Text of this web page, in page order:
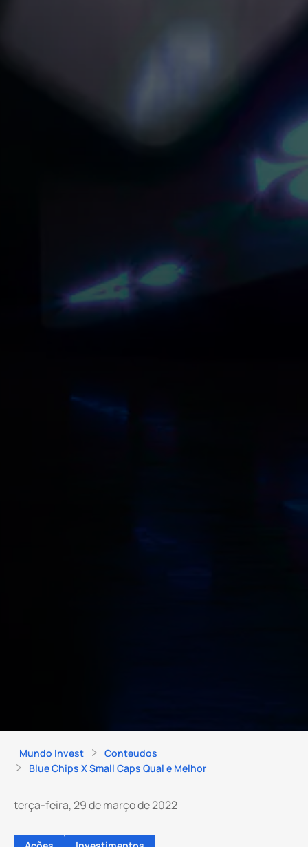
Mundo Invest
Conteudos
Blue Chips X Small Caps Qual e Melhor
terça-feira, 29 de março de 2022